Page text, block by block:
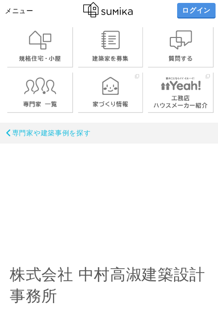
メニュー ログイン
専門家や建築事例を探す
株式会社 中村高淑建築設計
事務所